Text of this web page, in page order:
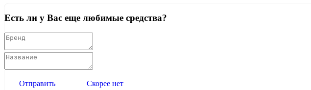
Есть ли у Вас еще любимые средства?
Отправить Скорее нет